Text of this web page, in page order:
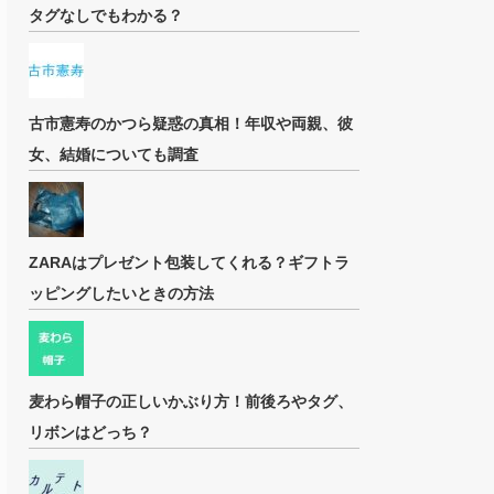
タグなしでもわかる？
古市憲寿のかつら疑惑の真相！年収や両親、彼
女、結婚についても調査
ZARAはプレゼント包装してくれる？ギフトラ
ッピングしたいときの方法
麦わら帽子の正しいかぶり方！前後ろやタグ、
リボンはどっち？